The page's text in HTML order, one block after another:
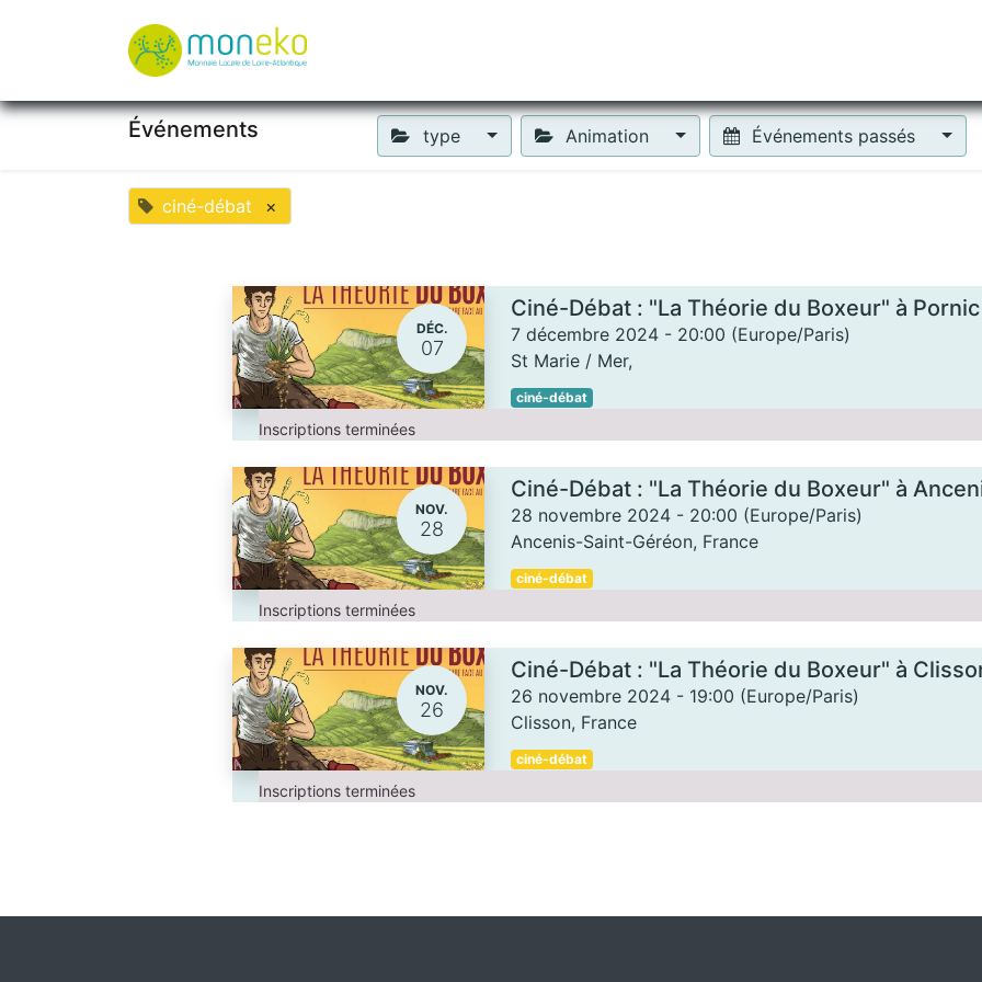
Événements type Animation Événements passés
ciné-débat ×
DÉC.
07
Ciné-Débat : "La Théorie du Boxeur" à Pornic
7 décembre 2024 - 20:00 (Europe/Paris)
St Marie / Mer,
ciné-débat
Inscriptions terminées
NOV.
28
Ciné-Débat : "La Théorie du Boxeur" à
28 novembre 2024 - 20:00 (Europe/Paris)
Ancenis-Saint-Géréon, France
ciné-débat
Inscriptions terminées
NOV.
26
Ciné-Débat : "La Théorie du Boxeur" à
26 novembre 2024 - 19:00 (Europe/Paris)
Clisson, France
ciné-débat
Inscriptions terminées